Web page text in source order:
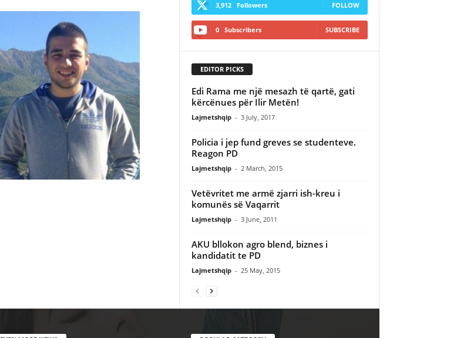
3,912 Followers FOLLOW
0 Subscribers SUBSCRIBE
EDITOR PICKS
Edi Rama me një mesazh të qartë, gati
kërcënues për Ilir Metën!
Lajmetshqip - 3 July, 2017
Policia i jep fund greves se studenteve.
Reagon PD
Lajmetshqip - 2 March, 2015
Vetëvritet me armë zjarri ish-kreu i
komunës së Vaqarrit
Lajmetshqip - 3 June, 2011
AKU bllokon agro blend, biznes i
kandidatit te PD
Lajmetshqip - 25 May, 2015